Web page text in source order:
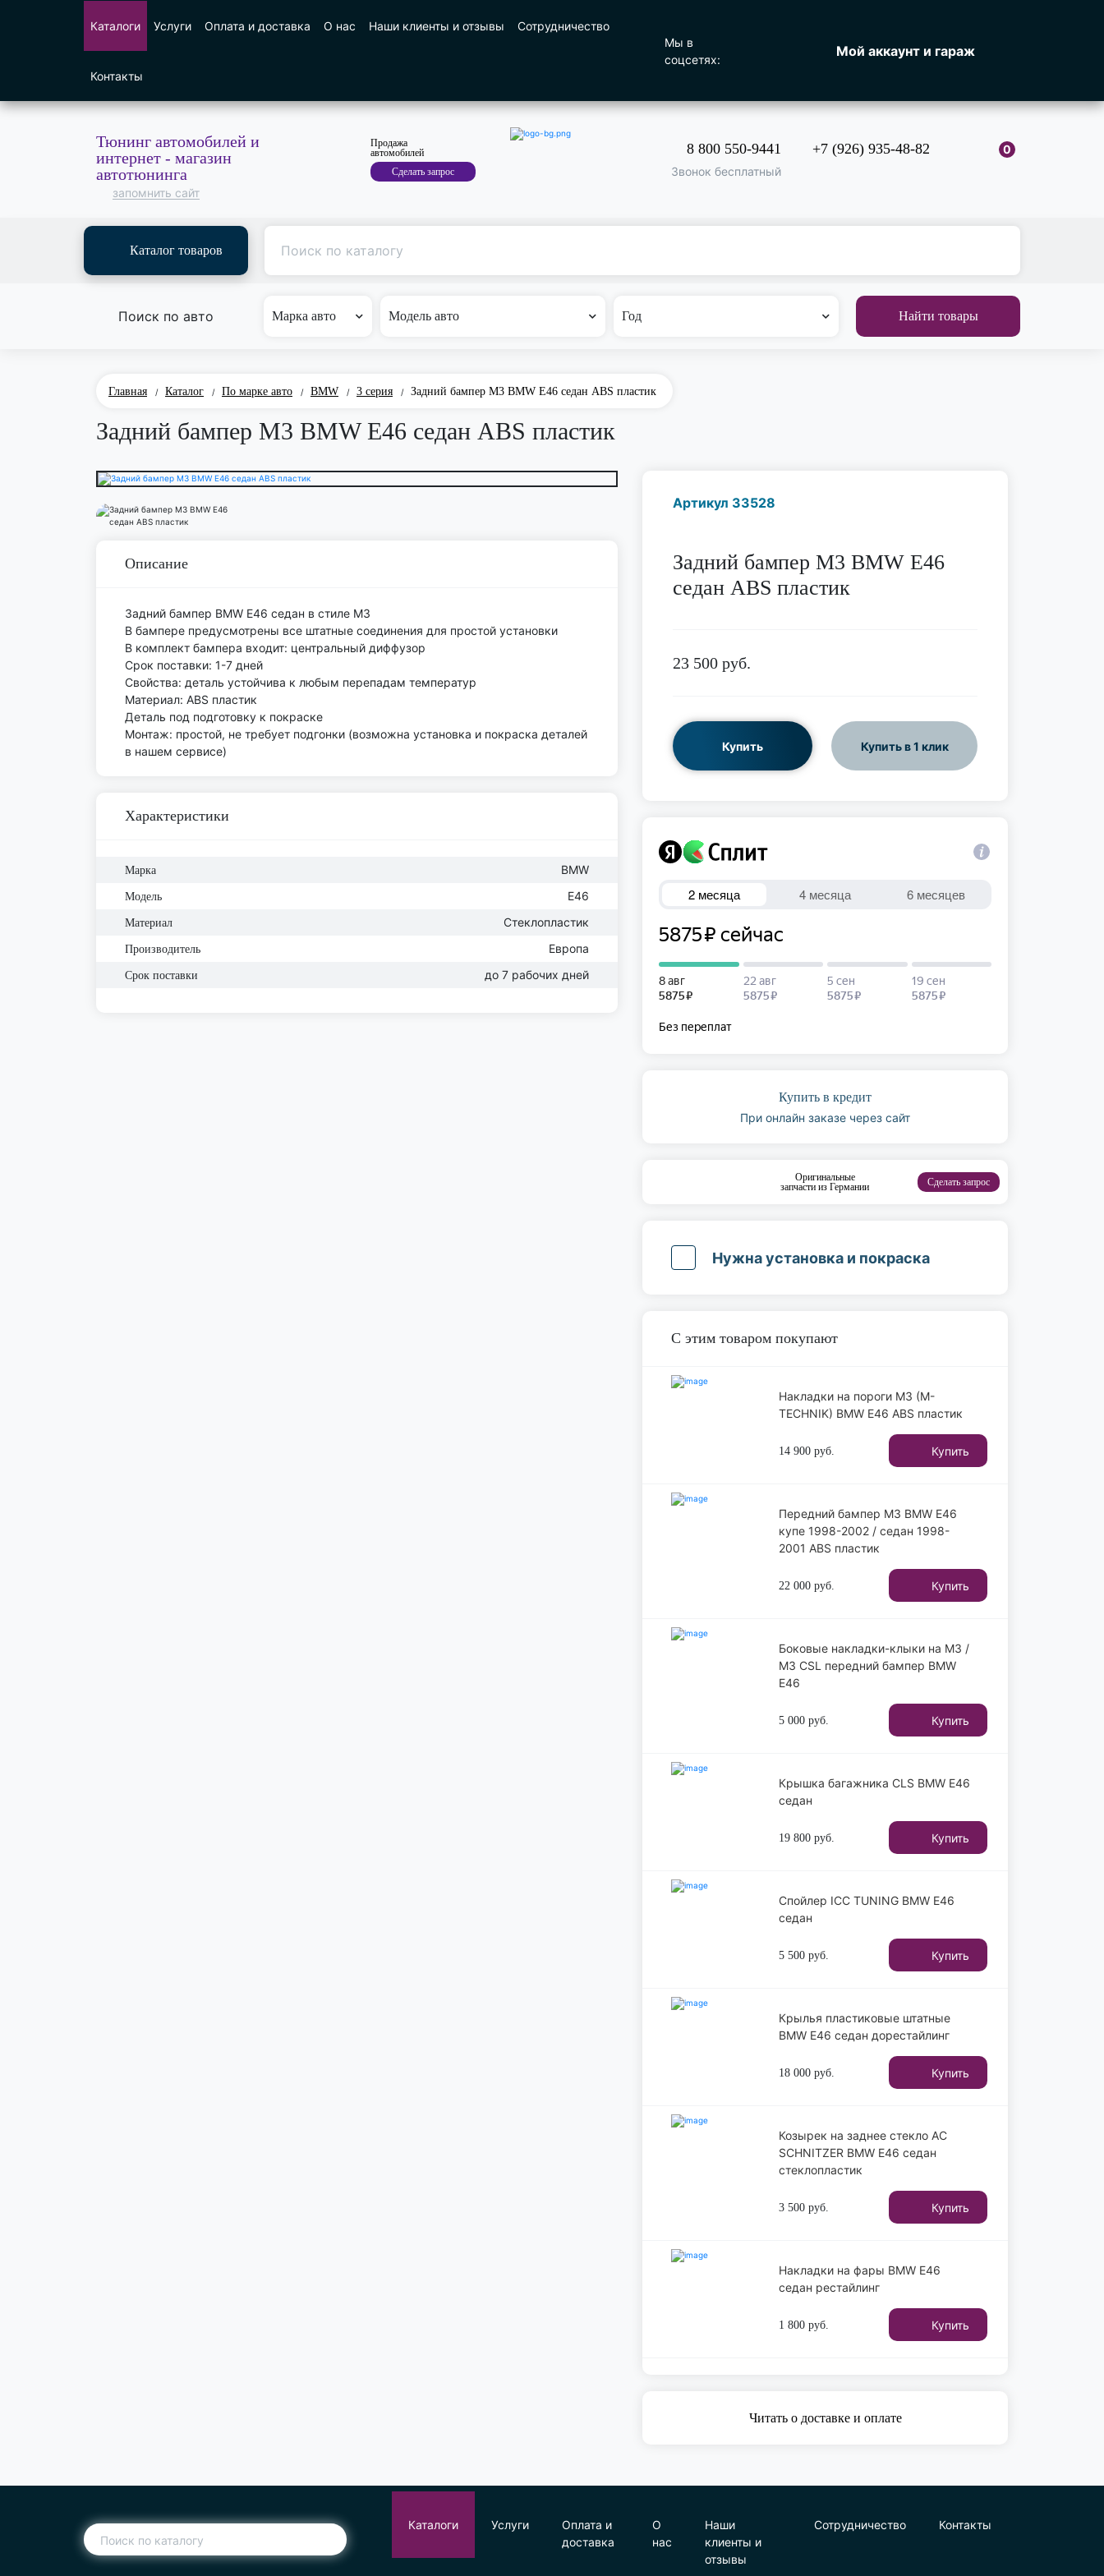
Каталоги Услуги Оплата и доставка О нас Наши клиенты и отзывы Сотрудничество
Контакты
Мы в
соцсетях:
Мой аккаунт и гараж
Тюнинг автомобилей и
интернет - магазин
автотюнинга
запомнить сайт
Продажа
автомобилей
Сделать запрос
8 800 550-9441
Звонок бесплатный
+7 (926) 935-48-82 0
Каталог товаров
Поиск по авто Марка авто Модель авто Год Найти товары
Главная / Каталог / По марке авто / BMW / 3 серия / Задний бампер M3 BMW E46 седан ABS пластик
Задний бампер M3 BMW E46 седан ABS пластик
Описание
Задний бампер BMW E46 седан в стиле M3
В бампере предусмотрены все штатные соединения для простой установки
В комплект бампера входит: центральный диффузор
Срок поставки: 1-7 дней
Свойства: деталь устойчива к любым перепадам температур
Материал: ABS пластик
Деталь под подготовку к покраске
Монтаж: простой, не требует подгонки (возможна установка и покраска деталей
в нашем сервисе)
Характеристики
Марка BMW
Модель E46
Материал Стеклопластик
Производитель Европа
Срок поставки до 7 рабочих дней
Артикул 33528
Задний бампер M3 BMW E46
седан ABS пластик
23 500 руб.
Купить Купить в 1 клик
Купить в кредит
При онлайн заказе через сайт
Оригинальные
запчасти из Германии
Сделать запрос
Нужна установка и покраска
С этим товаром покупают
Накладки на пороги M3 (M-
TECHNIK) BMW E46 ABS пластик
14 900руб. Купить
Передний бампер M3 BMW E46
купе 1998-2002 / седан 1998-
2001 ABS пластик
22 000руб. Купить
Боковые накладки-клыки на M3 /
M3 CSL передний бампер BMW
E46
5 000руб. Купить
Крышка багажника CLS BMW E46
седан
19 800руб. Купить
Спойлер ICC TUNING BMW E46
седан
5 500руб. Купить
Крылья пластиковые штатные
BMW E46 седан дорестайлинг
18 000руб. Купить
Козырек на заднее стекло AC
SCHNITZER BMW E46 седан
стеклопластик
3 500руб. Купить
Накладки на фары BMW E46
седан рестайлинг
1 800руб. Купить
Читать о доставке и оплате
Каталоги Услуги
Оплата и
доставка
О
нас
Наши
клиенты и
отзывы
Сотрудничество Контакты